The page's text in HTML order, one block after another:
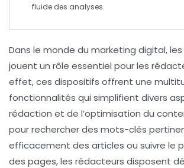
fluide des analyses.
Dans le monde du marketing digital, les
jouent un rôle essentiel pour les
effet, ces dispositifs offrent une
fonctionnalités qui simplifient divers
rédaction et de l’optimisation du
pour rechercher des mots-clés
efficacement des articles ou suivre le
des pages, les rédacteurs disposent